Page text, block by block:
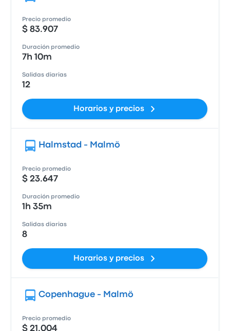
Precio promedio
$ 83.907
Duración promedio
7h 10m
Salidas diarias
12
Horarios y precios
Halmstad - Malmö
Precio promedio
$ 23.647
Duración promedio
1h 35m
Salidas diarias
8
Horarios y precios
Copenhague - Malmö
Precio promedio
$ 21.004